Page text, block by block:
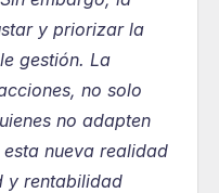
y priorizar la
gestión. La
no solo
no adapten
nueva realidad
y rentabilidad